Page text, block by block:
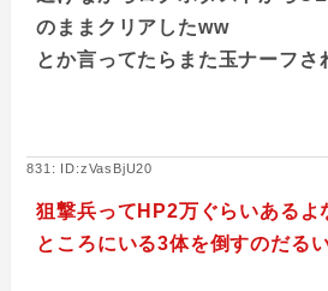
のままクリアしたww
とか言ってたらまた玉ナーフさ
831: ID:zVasBjU20
狙撃兵ってHP2万ぐらいある
ところにいる3体を倒すのだる